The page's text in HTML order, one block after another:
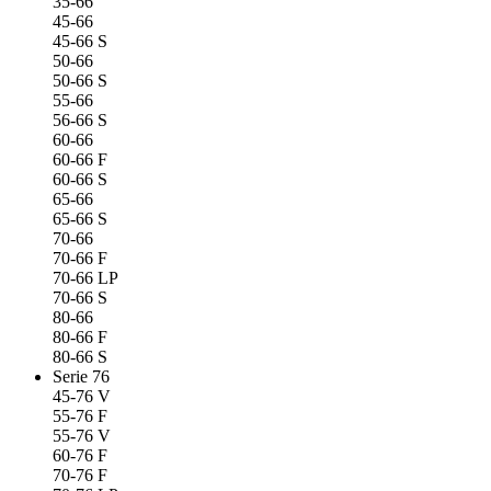
45-66
45-66 S
50-66
50-66 S
55-66
56-66 S
60-66
60-66 F
60-66 S
65-66
65-66 S
70-66
70-66 F
70-66 LP
70-66 S
80-66
80-66 F
80-66 S
Serie 76
45-76 V
55-76 F
55-76 V
60-76 F
70-76 F